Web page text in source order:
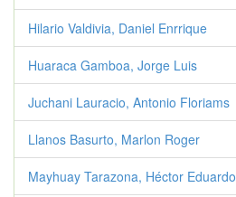
Hilario Valdivia, Daniel Enrrique
Huaraca Gamboa, Jorge Luis
Juchani Lauracio, Antonio Floriams
Llanos Basurto, Marlon Roger
Mayhuay Tarazona, Héctor Eduardo